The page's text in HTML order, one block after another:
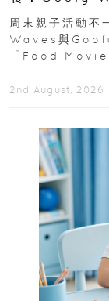
外影院逢週末
周末親子活動不
Waves與
「Food
2nd August, 2026